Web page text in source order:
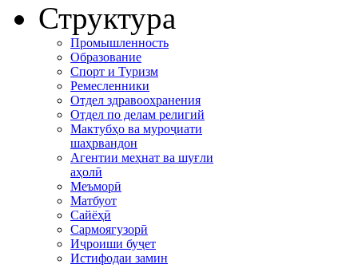
Структура
Промышленность
Образование
Спорт и Туризм
Ремесленники
Отдел здравоохранения
Отдел по делам религий
Мактубҳо ва муроҷиати
шаҳрвандон
Агентии меҳнат ва шуғли
аҳолӣ
Меъморӣ
Матбуот
Сайёҳӣ
Сармоягузорӣ
Иҷроиши буҷет
Истифодаи замин